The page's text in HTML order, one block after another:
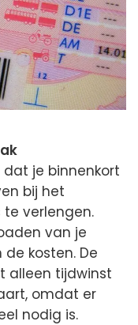
je binnenkort
bij het
verlengen.
van je
kosten. De
alleen tijdwinst
omdat er
nodig is.